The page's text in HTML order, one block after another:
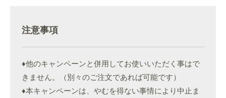
注意事項
♦他のキャンペーンと併用してお使いいただく事はで
きません。（別々のご注文であれば可能です）
♦本キャンペーンは、やむを得ない事情により中止ま